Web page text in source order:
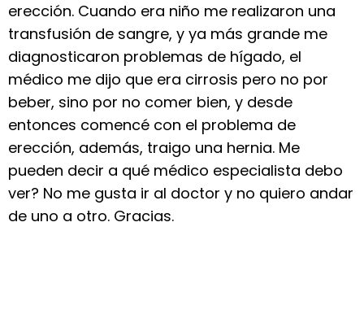
erección. Cuando era niño me realizaron una
transfusión de sangre, y ya más grande me
diagnosticaron problemas de hígado, el
médico me dijo que era cirrosis pero no por
beber, sino por no comer bien, y desde
entonces comencé con el problema de
erección, además, traigo una hernia. Me
pueden decir a qué médico especialista debo
ver? No me gusta ir al doctor y no quiero andar
de uno a otro. Gracias.